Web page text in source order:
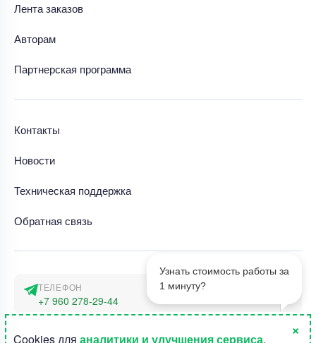
1
Узнать стоимость работы за
1 минуту?
Лента заказов
Авторам
Партнерская программа
Контакты
Новости
Техническая поддержка
Обратная связь
ТЕЛЕФОН
+7 960 278-29-44
Cookies для аналитики и улучшения сервиса.
×